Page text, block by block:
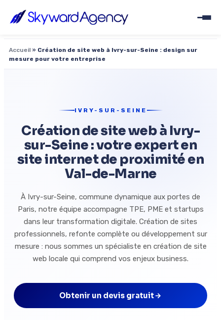
Accueil » Création de site web à Ivry-sur-Seine : design sur
mesure pour votre entreprise
IVRY-SUR-SEINE
Création de site web à Ivry-
sur-Seine : votre expert en
site internet de proximité en
Val-de-Marne
À Ivry-sur-Seine, commune dynamique aux portes de
Paris, notre équipe accompagne TPE, PME et startups
dans leur transformation digitale. Création de sites
professionnels, refonte complète ou développement sur
mesure : nous sommes un spécialiste en création de site
web locale qui comprend vos enjeux business.
Obtenir un devis gratuit